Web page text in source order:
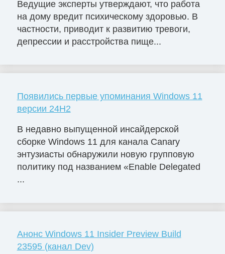
Ведущие эксперты утверждают, что работа
на дому вредит психическому здоровью. В
частности, приводит к развитию тревоги,
депрессии и расстройства пище...
Появились первые упоминания Windows 11
версии 24H2
В недавно выпущенной инсайдерской
сборке Windows 11 для канала Canary
энтузиасты обнаружили новую групповую
политику под названием «Enable Delegated
...
Анонс Windows 11 Insider Preview Build
23595 (канал Dev)